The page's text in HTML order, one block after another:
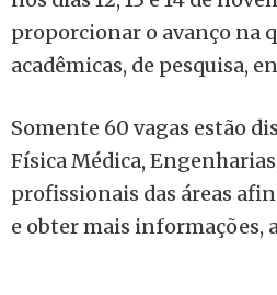
proporcionar o avanço na
acadêmicas, de pesquisa,
Somente 60 vagas estão
Física Médica,
profissionais das áreas
e obter mais informações,